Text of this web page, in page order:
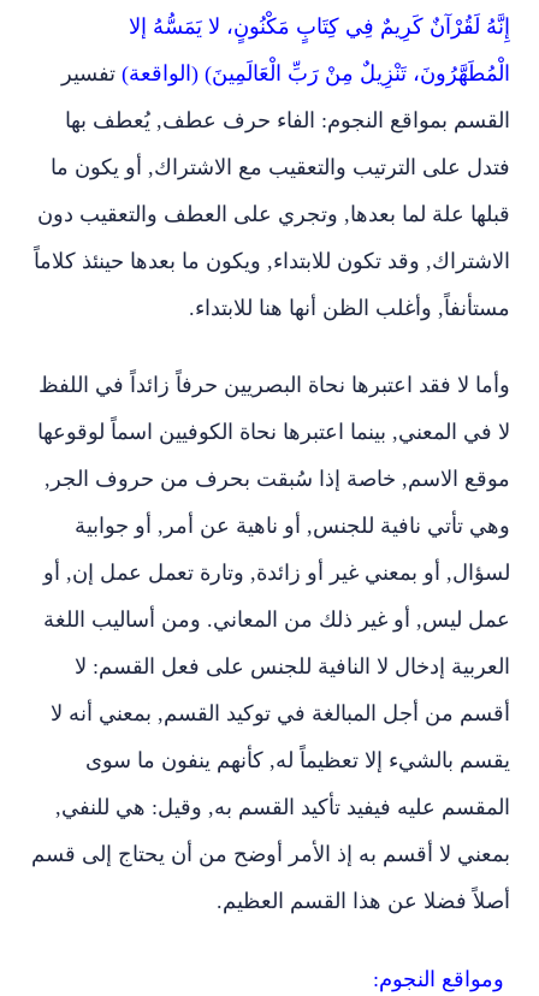
إِنَّهُ لَقُرْآنٌ كَرِيمٌ فِي كِتَابٍ مَكْنُونٍ، لا يَمَسُّهُ إلا
الْمُطَهَّرُونَ، تَنْزِيلٌ مِنْ رَبِّ الْعَالَمِينَ) (الواقعة) تفسير
القسم بمواقع النجوم: الفاء حرف عطف‏,‏ يُعطف بها
فتدل على الترتيب والتعقيب مع الاشتراك‏,‏ أو يكون ما
قبلها علة لما بعدها‏,‏ وتجري على العطف والتعقيب دون
الاشتراك‏,‏ وقد تكون للابتداء‏,‏ ويكون ما بعدها حينئذ كلاماً
مستأنفا‏ً,‏ وأغلب الظن أنها هنا للابتداء‏.‏
وأما لا فقد اعتبرها نحاة البصريين حرفاً زائداً في اللفظ
لا في المعني‏,‏ بينما اعتبرها نحاة الكوفيين اسماً لوقوعها
موقع الاسم‏,‏ خاصة إذا سُبقت بحرف من حروف الجر‏,‏
وهي تأتي نافية للجنس‏,‏ أو ناهية عن أمر‏,‏ أو جوابية
لسؤال‏,‏ أو بمعني غير أو زائدة‏,‏ وتارة تعمل عمل إن‏,‏ أو
عمل ليس‏,‏ أو غير ذلك من المعاني‏.‏ ومن أساليب اللغة
العربية إدخال لا النافية للجنس على فعل القسم‏:‏ لا
أقسم من أجل المبالغة في توكيد القسم‏,‏ بمعني أنه لا
يقسم بالشيء إلا تعظيماً له‏,‏ كأنهم ينفون ما سوى
المقسم عليه فيفيد تأكيد القسم به‏,‏ وقيل‏:‏ هي للنفي‏,‏
بمعني لا أقسم به إذ الأمر أوضح من أن يحتاج إلى قسم
أصلاً فضلا عن هذا القسم العظيم‏.‏
ومواقع النجوم: